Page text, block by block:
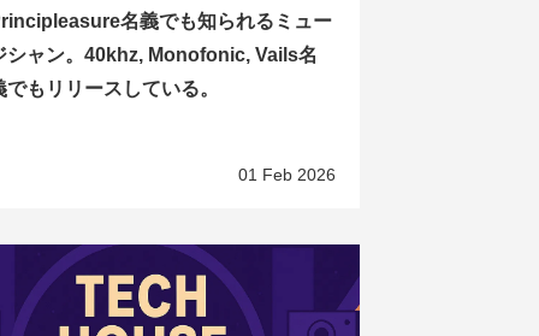
名義でも知られるミュー
シャン。40khz, Monofonic, Vails名
でもリリースしている。
01 Feb 2026